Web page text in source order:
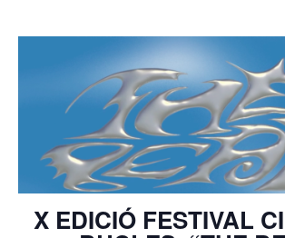
X EDICIÓ FESTIVAL